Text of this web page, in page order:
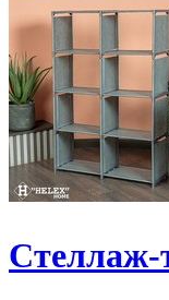
Стеллаж-